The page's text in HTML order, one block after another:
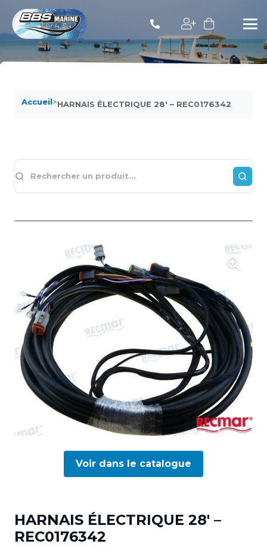
Accueil>HARNAIS ÉLECTRIQUE 28′ – REC0176342
Voir dans le catalogue
HARNAIS ÉLECTRIQUE 28′ –
REC0176342